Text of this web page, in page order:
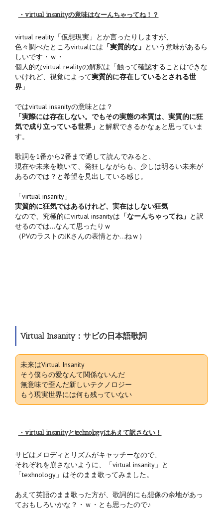
・virtual insanityの意味はなーんちゃってね！？
virtual reality「仮想現実」とか言ったりしますが、
色々調べたところvirtualには 「実質的な」 という意味があるら
しいです・ｗ・
個人的なvirtual realityの解釈は「触って確認することはできな
いけれど、視覚によって実質的に存在しているとされる世
界 」
ではvirtual insanityの意味とは？
「実際には存在しない。でもその実態の本質は、実質的に狂
気で成り立っている世界」 と解釈できるかなぁと思っていま
す。
歌詞を1番から2番まで通して読んでみると、
現在や未来を嘆いて、発狂しながらも、少しは明るい未来が
あるのでは？と希望を見出している感じ。
「virtual insanity」
実質的に狂気ではあるけれど、実在はしない狂気
なので、究極的にvirtual insanityは 「なーんちゃってね」 と訳
せるのでは…なんて思ったりｗ
（PVのラストのJKさんの表情とか…ねｗ）
Virtual Insanity：サビの日本語歌詞
未来はVirtual Insanity
そう僕らの愛なんて関係ないんだ
無意味で歪んだ新しいテクノロジー
もう現実世界には何も残っていない
・virtual insanityとtechnologyはあえて訳さない！
サビはメロディとリズムがキャッチーなので、
それぞれを崩さないように、「virtual insanity」と
「texhnology」はそのまま歌ってみました。
あえて英語のまま歌った方が、歌詞的にも想像の余地があっ
ておもしろいかな？・ｗ・とも思ったので♪